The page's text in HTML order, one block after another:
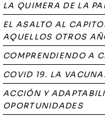
LA QUIMERA DE LA
EL ASALTO AL
AQUELLOS OTROS
COMPRENDIENDO A
COVID 19. LA
ACCIÓN Y
OPORTUNIDADES